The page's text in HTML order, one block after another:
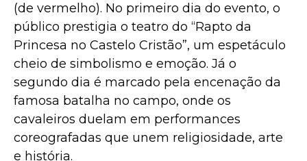
(de vermelho). No primeiro dia do evento, o
público prestigia o teatro do “Rapto da
Princesa no Castelo Cristão”, um espetáculo
cheio de simbolismo e emoção. Já o
segundo dia é marcado pela encenação da
famosa batalha no campo, onde os
cavaleiros duelam em performances
coreografadas que unem religiosidade, arte
e história.